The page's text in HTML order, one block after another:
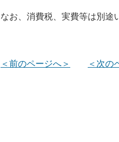
なお、消費税、実費等は別途
＜前のページへ＞ ＜次の